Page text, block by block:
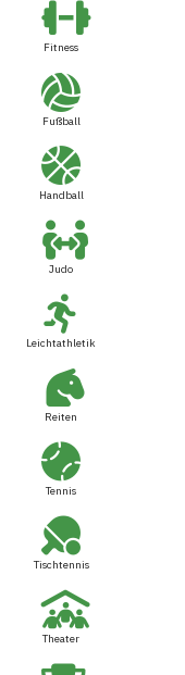
Fitness
Fußball
Handball
Judo
Leichtathletik
Reiten
Tennis
Tischtennis
Theater